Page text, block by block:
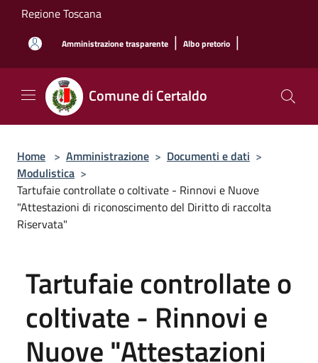
Salta al contenuto principale
Regione Toscana
Amministrazione trasparente | Albo pretorio |
Comune di Certaldo
Home > Amministrazione > Documenti e dati >
Modulistica >
Tartufaie controllate o coltivate - Rinnovi e Nuove
"Attestazioni di riconoscimento del Diritto di raccolta
Riservata"
Tartufaie controllate o
coltivate - Rinnovi e
Nuove "Attestazioni